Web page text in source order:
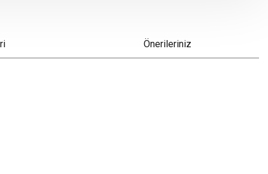
Önerileriniz